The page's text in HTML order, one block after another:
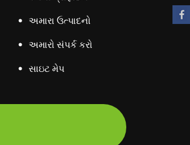
અમારા ઉત્પાદનો
અમારો સંપર્ક કરો
સાઇટ મેપ